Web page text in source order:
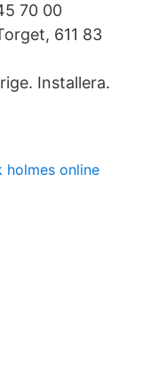
70 00
611 83
Installera.
holmes online